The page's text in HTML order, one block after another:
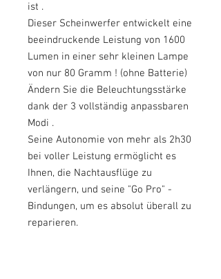
ist .
Dieser Scheinwerfer entwickelt eine
beeindruckende Leistung von 1600
Lumen in einer sehr kleinen Lampe
von nur 80 Gramm ! (ohne Batterie)
Ändern Sie die Beleuchtungsstärke
dank der 3 vollständig anpassbaren
Modi .
Seine Autonomie von mehr als 2h30
bei voller Leistung ermöglicht es
Ihnen, die Nachtausflüge zu
verlängern, und seine "Go Pro" -
Bindungen, um es absolut überall zu
reparieren.